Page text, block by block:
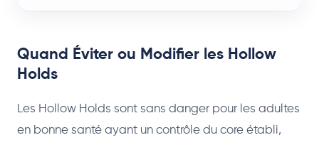
Quand Éviter ou Modifier les Hollow
Holds
Les Hollow Holds sont sans danger pour les adultes
en bonne santé ayant un contrôle du core établi,